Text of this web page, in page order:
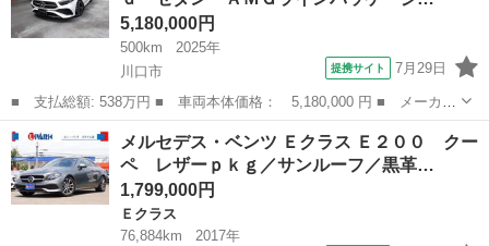
5,180,000円
500km
2025年
川口市
提携サイト 7月29日
■ 支払総額: 538万円 ■ 車両本体価格： 5,180,000 円 ■ メーカー
名： メルセデス・ベンツ ■ 車種名： Ａクラスセダン ■ グレー
ド名： Ａ２００ｄ セダン ＡＭＧラインパッケージ ＡＭＧライ
ン アドバ...
埼玉 川口市 ベンツ（メルセデス）
メルセデス・ベンツ Ｅクラス Ｅ２００ クー
ペ レザーｐｋｇ／サンルーフ／黒革…
1,799,000円
Ｅクラス
76,884km
2017年